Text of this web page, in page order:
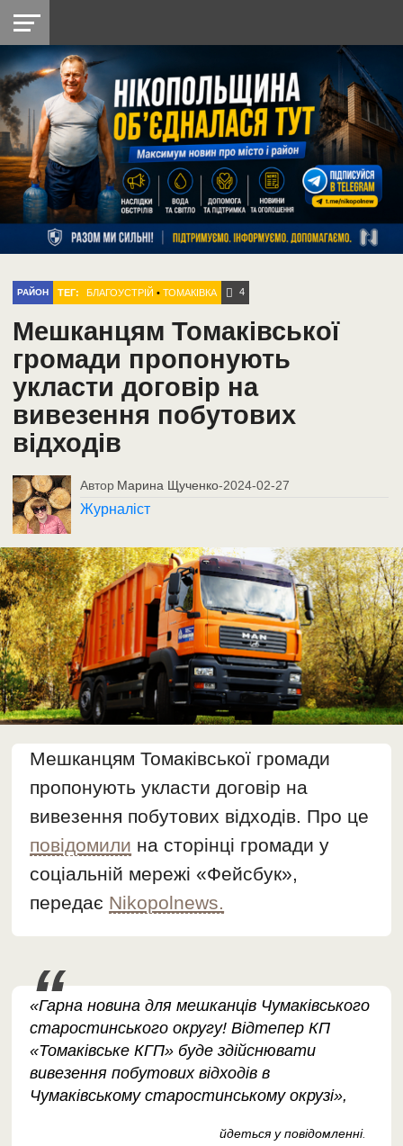
НІКОПОЛЬ
РАЙОН
СІЧЕСЛАВСЬКА
УКРАЇНА
РЕТРО
НІКОПОЛЬ
ЛАЙТ
УКРАЇНА
ДОПОМОГА
РАДІО
РАЙОН ТЕГ: БЛАГОУСТРІЙ •ТОМАКІВКА 4
Мешканцям Томаківської
громади пропонують
укласти договір на
вивезення побутових
відходів
Автор Марина Щученко-2024-02-27
Журналіст
Мешканцям Томаківської громади
пропонують укласти договір на
вивезення побутових відходів. Про це
повідомили на сторінці громади у
соціальній мережі «Фейсбук»,
передає Nikopolnews.
«Гарна новина для мешканців Чумаківського
старостинського округу! Відтепер КП
«Томаківське КГП» буде здійснювати
вивезення побутових відходів в
Чумаківському старостинському окрузі»,
йдеться у повідомленні.